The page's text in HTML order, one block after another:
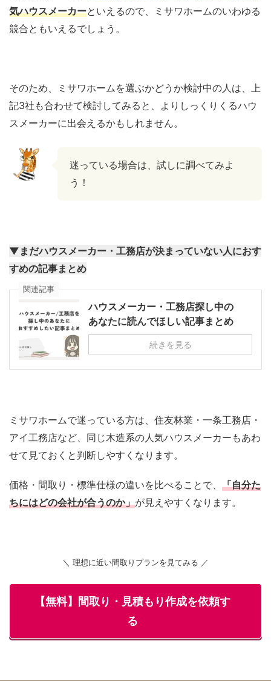
気ハウスメーカーといえるので、ミサワホームのいわゆる
競合ともいえるでしょう。
そのため、ミサワホームを選ぶかどうか検討中の人は、上
記3社も合わせて検討してみると、よりしっくりくるハウ
スメーカーに出会えるかもしれません。
迷っている場合は、試しに調べてみよ
う！
▼まだハウスメーカー・工務店が決まっていない人におす
すめの記事まとめ
関連記事
ハウスメーカー・工務店探し中の
あなたに読んでほしい記事まとめ
続きを見る
ミサワホームで迷っている方は、住友林業・一条工務店・
アイ工務店など、同じ木造系の人気ハウスメーカーもあわ
せて見ておくと判断しやすくなります。
価格・間取り・標準仕様の違いを比べることで、 「自分た
ちにはどの会社が合うのか」が見えやすくなります。
＼ 理想に近い間取りプランを見てみる ／
【無料】間取り・見積もり作成を依頼す
る